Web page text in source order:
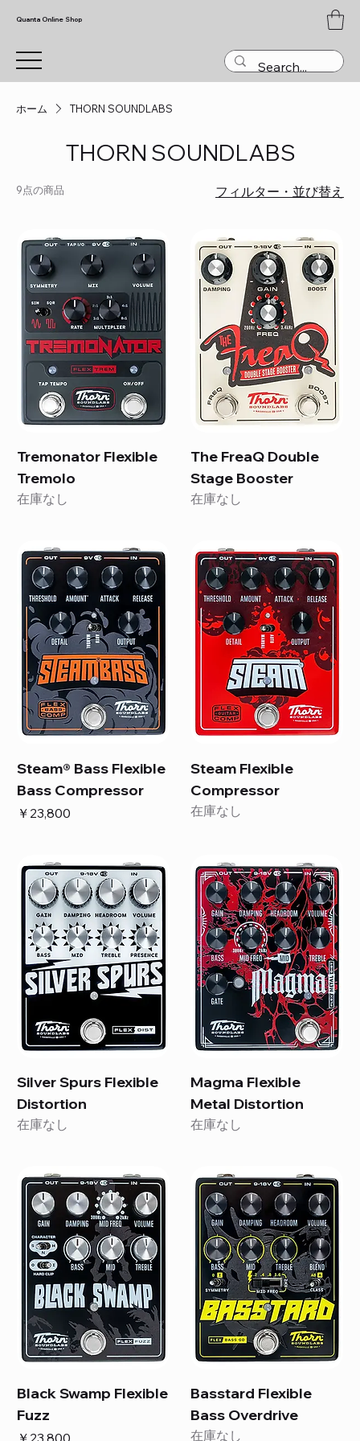
Quanta Online Shop
ホーム THORN SOUNDLABS
THORN SOUNDLABS
9点の商品 フィルター・並び替え
Tremonator Flexible
Tremolo
在庫なし
The FreaQ Double
Stage Booster
在庫なし
Steam® Bass Flexible
Bass Compressor
価格
￥23,800
Steam Flexible
Compressor
在庫なし
Silver Spurs Flexible
Distortion
在庫なし
Magma Flexible
Metal Distortion
在庫なし
Black Swamp Flexible
Fuzz
価格
Basstard Flexible
Bass Overdrive
在庫なし